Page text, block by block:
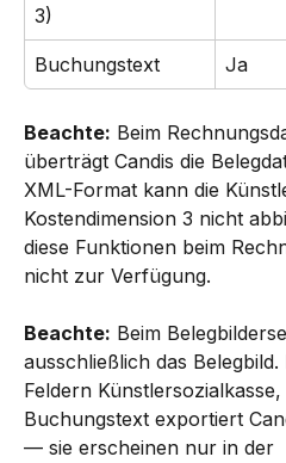
3)
Buchungstext Ja
Beachte: Beim
überträgt Candis die
XML-Format kann die
Kostendimension 3 nicht
diese Funktionen beim
nicht zur Verfügung.
Beachte: Beim
ausschließlich das
Feldern
Buchungstext exportiert
— sie erscheinen nur in der